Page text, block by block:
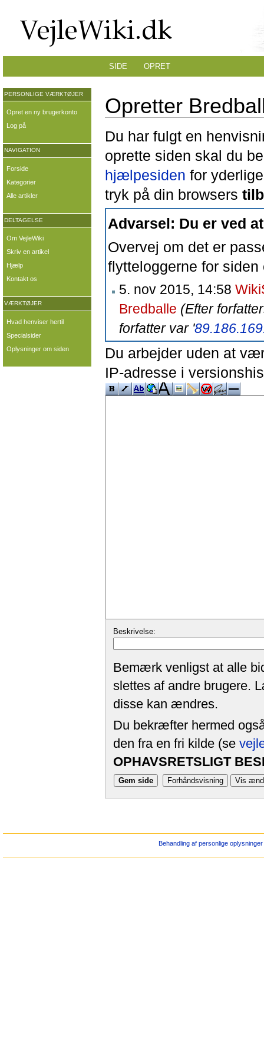
Opretter
Du har fulgt en
oprette siden skal du
hjælpesiden for
tryk på din browsers
Advarsel: Du er ved
Overvej om det er
flytteloggerne for siden
5. nov 2015, 14:58
Bredballe (Efter
forfatter var '
Du arbejder uden at
IP-adresse i
Beskrivelse:
Bemærk venligst at alle
slettes af andre brugere.
disse kan ændres.
Du bekræfter hermed
den fra en fri kilde (se
OPHAVSRETSLIGT
SIDE OPRET
PERSONLIGE VÆRKTØJER
Opret en ny brugerkonto
Log på
NAVIGATION
Forside
Kategorier
Alle artikler
DELTAGELSE
Om VejleWiki
Skriv en artikel
Hjælp
Kontakt os
VÆRKTØJER
Hvad henviser hertil
Specialsider
Oplysninger om siden
Behandling af personlige oplysninger